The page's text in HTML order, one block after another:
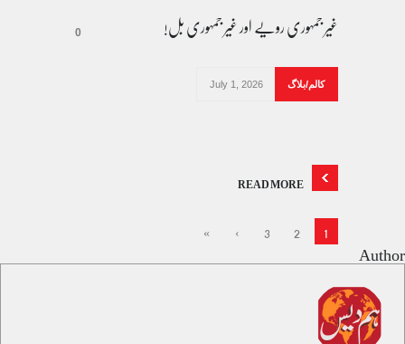
غیر جمہوری رویے اور غیر جمہوری بل! 0
کالم/بلاگ July 1, 2026
READ MORE
1
2
3
›
»
Author